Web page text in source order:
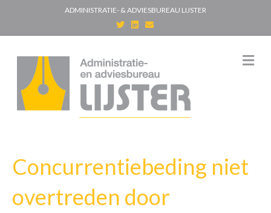
ADMINISTRATIE- & ADVIESBUREAU LIJSTER
T
w
i
e
r
n
d
i
n
E
m
a
M
e
Concurrentiebeding niet
overtreden door